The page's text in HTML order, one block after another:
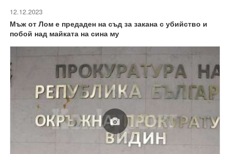
12.12.2023
Мъж от Лом е предаден на съд за закана с убийство и
побой над майката на сина му